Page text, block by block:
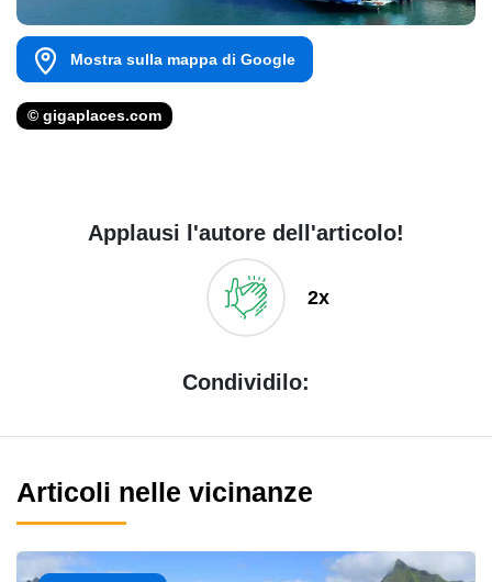
Mostra sulla mappa di Google
© gigaplaces.com
Applausi l'autore dell'articolo!
2x
Condividilo:
Articoli nelle vicinanze